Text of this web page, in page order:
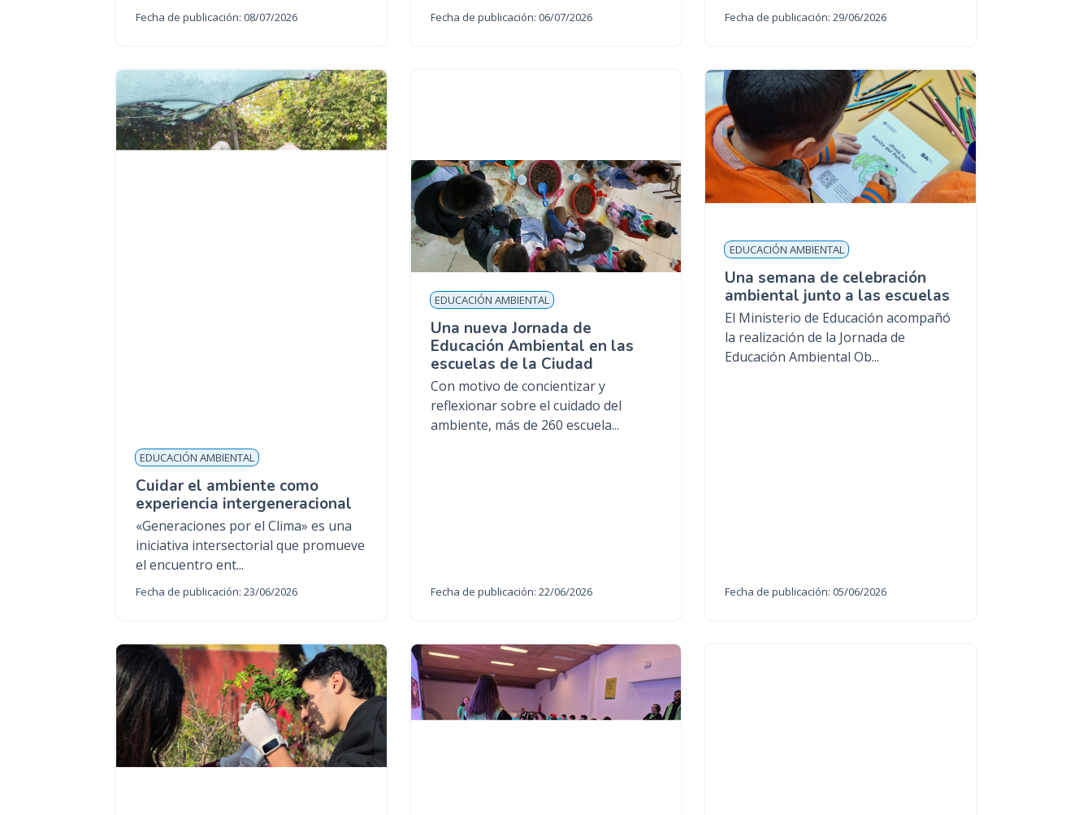
Fecha de publicación: 08/07/2026 Fecha de publicación: 06/07/2026 Fecha de publicación: 29/06/2026
EDUCACIÓN AMBIENTAL
Cuidar el ambiente como
experiencia intergeneracional
«Generaciones por el Clima» es una
iniciativa intersectorial que promueve
el encuentro ent...
Fecha de publicación: 23/06/2026
EDUCACIÓN AMBIENTAL
Una nueva Jornada de
Educación Ambiental en las
escuelas de la Ciudad
Con motivo de concientizar y
reflexionar sobre el cuidado del
ambiente, más de 260 escuela...
Fecha de publicación: 22/06/2026
EDUCACIÓN AMBIENTAL
Una semana de celebración
ambiental junto a las escuelas
El Ministerio de Educación acompañó
la realización de la Jornada de
Educación Ambiental Ob...
Fecha de publicación: 05/06/2026